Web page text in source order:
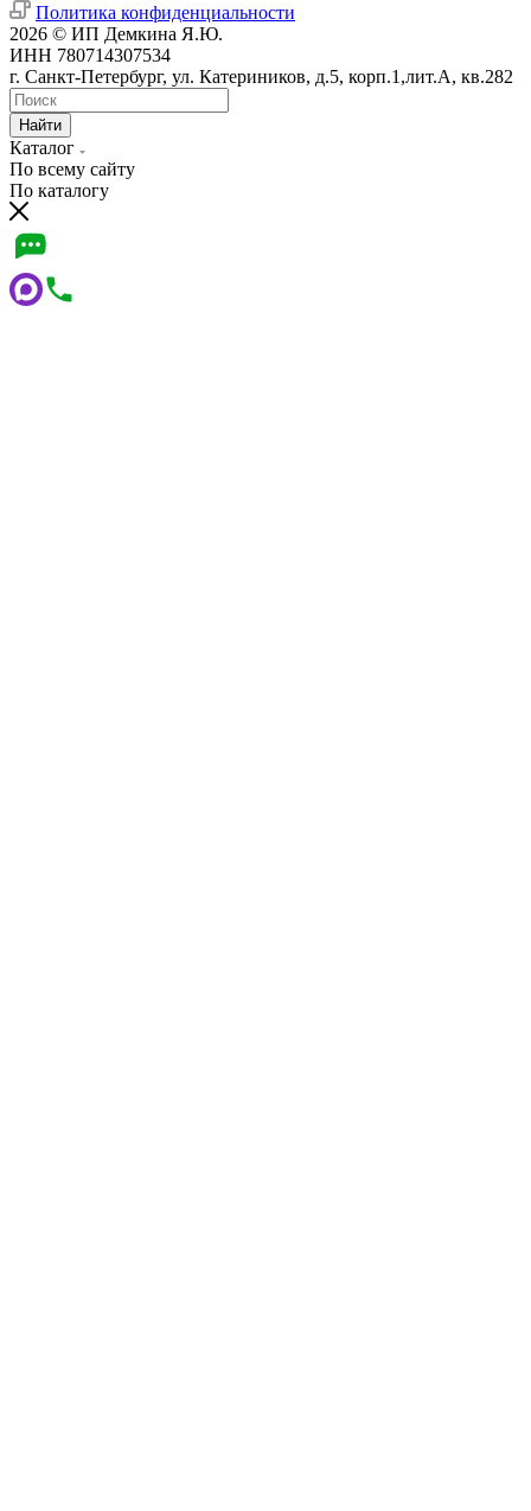
Политика конфиденциальности
2026 © ИП Демкина Я.Ю.
ИНН 780714307534
г. Санкт-Петербург, ул. Катериников, д.5, корп.1,лит.А, кв.282
Найти
Каталог
По всему сайту
По каталогу